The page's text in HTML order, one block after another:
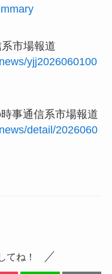
市場報道
yjj2026060100
事通信系市場報道
detail/2026060
てね！